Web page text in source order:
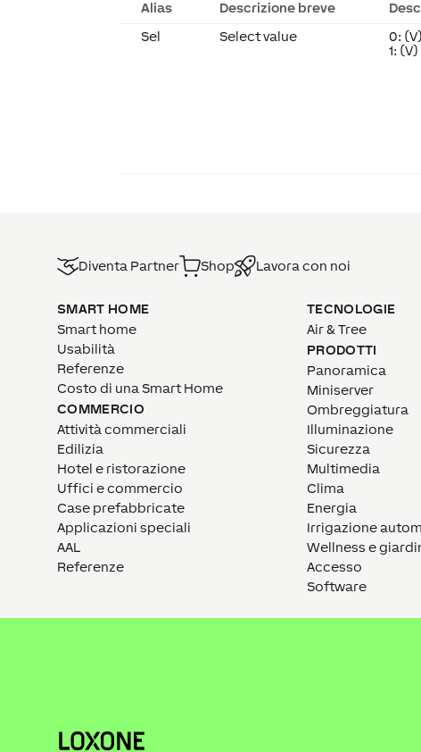
Alias Descrizione breve
Sel
Select value
0:
1:
Diventa Partner Shop Lavora con noi
SMART HOME
Smart home
Usabilità
Referenze
Costo di una Smart Home
COMMERCIO
Attività commerciali
Edilizia
Hotel e ristorazione
Uffici e commercio
Case prefabbricate
Applicazioni speciali
AAL
Referenze
TECNOLOGIE
Air & Tree
PRODOTTI
Panoramica
Miniserver
Ombreggiatura
Illuminazione
Sicurezza
Multimedia
Clima
Energia
Irrigazione
Wellness e
Accesso
Software